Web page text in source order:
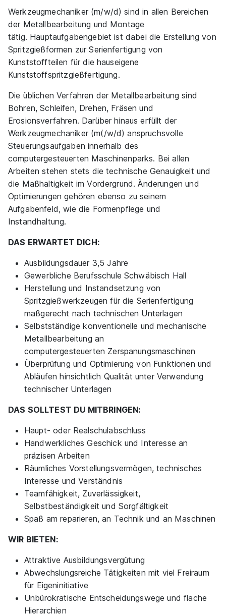
Suche zurücksetzen
Infos zum Beruf Werkzeugmechaniker
Werkzeugmechaniker (m/w/d) für das Jahr
2026 LEGROM GmbH
01.09.2026
74523 Schwäbisch Hall
1.267 - 1.513 € pro Monat
Ähnliche Stellen
Ausbildung zur Werkzeugmechanikerin / zum
Werkzeugmechaniker (m/w/d)
01.09.2027
74385 Pleidelsheim
Ausbildung zum Werkzeugmechaniker (m/w/d)
Vorrichtungstechnik 2027
01.09.2027
75179 Pforzheim
Ausbildung Werkzeugmechaniker -
Fachrichtung Formentechnik (m/w/d)
Werkzeugmechaniker (m/w/d) sind in allen Bereichen
der Metallbearbeitung und Montage
tätig. Hauptaufgabengebiet ist dabei die Erstellung von
Spritzgießformen zur Serienfertigung von
Kunststoffteilen für die hauseigene
Kunststoffspritzgießfertigung.
Die üblichen Verfahren der Metallbearbeitung sind
Bohren, Schleifen, Drehen, Fräsen und
Erosionsverfahren. Darüber hinaus erfüllt der
Werkzeugmechaniker (m(/w/d) anspruchsvolle
Steuerungsaufgaben innerhalb des
computergesteuerten Maschinenparks. Bei allen
Arbeiten stehen stets die technische Genauigkeit und
die Maßhaltigkeit im Vordergrund. Änderungen und
Optimierungen gehören ebenso zu seinem
Aufgabenfeld, wie die Formenpflege und
Instandhaltung.
DAS ERWARTET DICH:
Ausbildungsdauer 3,5 Jahre
Gewerbliche Berufsschule Schwäbisch Hall
Herstellung und Instandsetzung von
Spritzgießwerkzeugen für die Serienfertigung
maßgerecht nach technischen Unterlagen
Selbstständige konventionelle und mechanische
Metallbearbeitung an
computergesteuerten Zerspanungsmaschinen
Überprüfung und Optimierung von Funktionen und
Abläufen hinsichtlich Qualität unter Verwendung
technischer Unterlagen
DAS SOLLTEST DU MITBRINGEN:
Haupt- oder Realschulabschluss
Handwerkliches Geschick und Interesse an
präzisen Arbeiten
Räumliches Vorstellungsvermögen, technisches
Interesse und Verständnis
Teamfähigkeit, Zuverlässigkeit,
Selbstbeständigkeit und Sorgfältigkeit
Spaß am reparieren, an Technik und an Maschinen
WIR BIETEN:
Attraktive Ausbildungsvergütung
Abwechslungsreiche Tätigkeiten mit viel Freiraum
für Eigeninitiative
Unbürokratische Entscheidungswege und flache
Hierarchien